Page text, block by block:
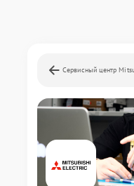
Сервисный центр